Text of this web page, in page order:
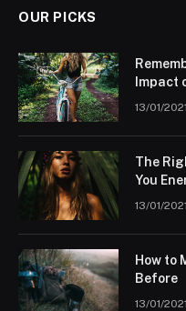
OUR PICKS
Impact
13/01/2021
The
You
13/01/2021
How to
Before
13/01/2021